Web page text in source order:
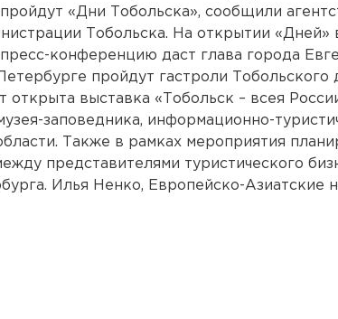
пройдут «Дни Тобольска», сообщили
Тобольска. На открытии «Дней»
пресс-конференцию даст глава города
пройдут гастроли Тобольского
открыта выставка «Тобольск – всея
заповедника, информационно-
Также в рамках мероприятия
представителями туристического
Илья Ненко, Европейско-Азиатские